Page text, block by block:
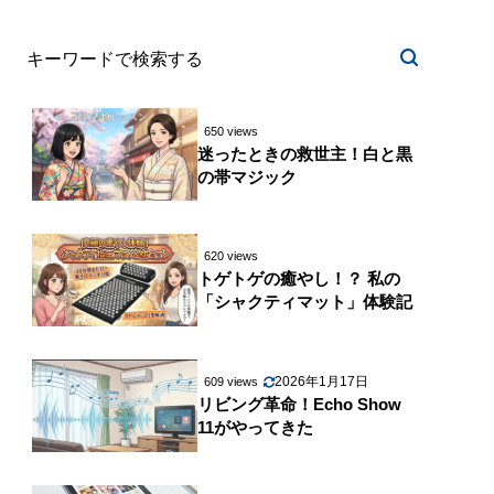
650 views
迷ったときの救世主！白と黒
の帯マジック
620 views
トゲトゲの癒やし！？ 私の
「シャクティマット」体験記
609 views 2026年1月17日
リビング革命！Echo Show
11がやってきた